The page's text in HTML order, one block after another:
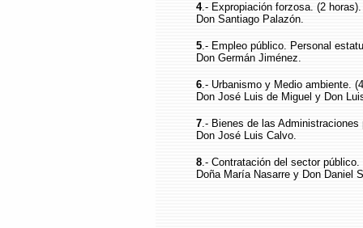
4.- Expropiación forzosa. (2 horas).
Don Santiago Palazón.
5.- Empleo público. Personal
Don Germán Jiménez.
6.- Urbanismo y Medio ambiente.
Don José Luis de Miguel y Don
7.- Bienes de las
Don José Luis Calvo.
8.- Contratación del sector público.
Doña María Nasarre y Don Daniel